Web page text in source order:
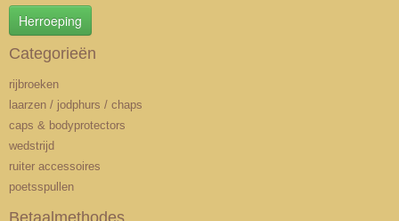
Herroeping
Categorieën
rijbroeken
laarzen / jodphurs / chaps
caps & bodyprotectors
wedstrijd
ruiter accessoires
poetsspullen
Betaalmethodes